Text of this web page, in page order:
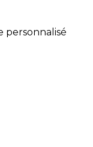
personnalisé